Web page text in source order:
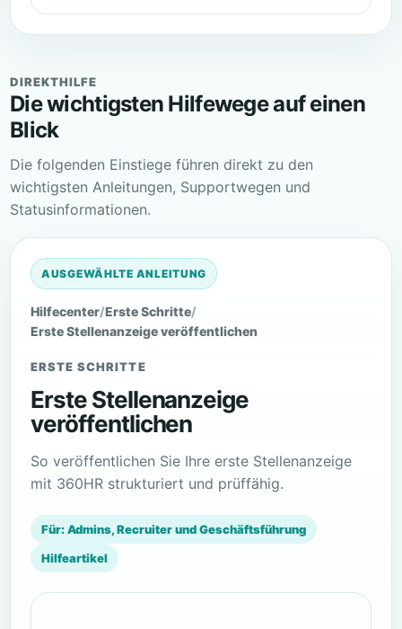
DIREKTHILFE
Die wichtigsten Hilfewege auf einen
Blick
Die folgenden Einstiege führen direkt zu den
wichtigsten Anleitungen, Supportwegen und
Statusinformationen.
AUSGEWÄHLTE ANLEITUNG
Hilfecenter/Erste Schritte/
Erste Stellenanzeige veröffentlichen
ERSTE SCHRITTE
Erste Stellenanzeige
veröffentlichen
So veröffentlichen Sie Ihre erste Stellenanzeige
mit 360HR strukturiert und prüffähig.
Für: Admins, Recruiter und Geschäftsführung
Hilfeartikel